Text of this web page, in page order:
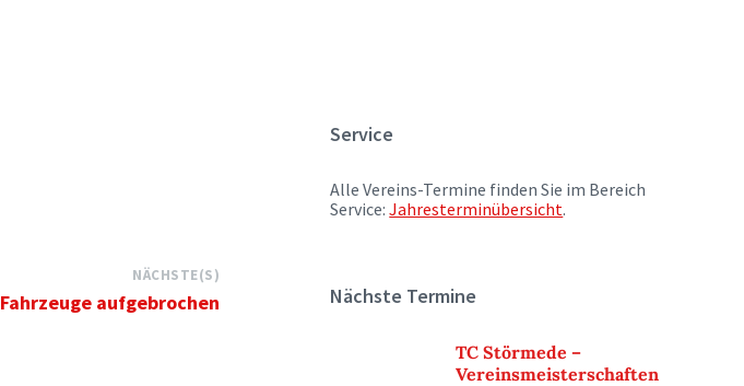
NÄCHSTE(S)
Fahrzeuge aufgebrochen
Service
Alle Vereins-Termine finden Sie im Bereich
Service:Jahresterminübersicht.
Nächste Termine
TC Störmede –
Vereinsmeisterschaften